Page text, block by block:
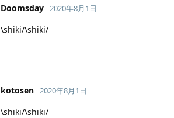
Doomsday 2020年8月1日
\shiki/\shiki/
kotosen 2020年8月1日
\shiki/\shiki/